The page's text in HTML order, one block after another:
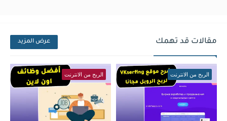
مقالات قد تهمك عرض المزيد
الربح من الانترنت الربح من الانترنت